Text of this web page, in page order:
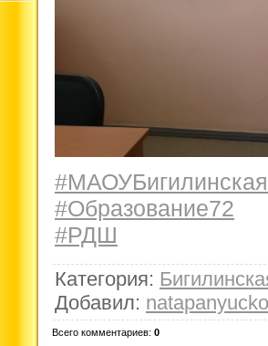
#Образование72
#РДШ
Категория:
Добавил:
Всего комментариев: 0